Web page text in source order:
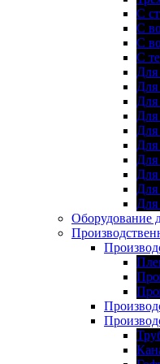
С
С
С
С
Для
Для
Оборудование